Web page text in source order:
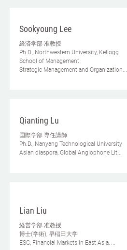
Sookyoung Lee
経済学部 准教授
Ph.D., Northwestern University, Kellogg
School of Management
Strategic Management and Organization...
Qianting Lu
国際学部 専任講師
Ph.D., Nanyang Technological University
Asian diaspora, Global Anglophone Lit...
Lian Liu
経営学部 准教授
博士(学術), 早稲田大学
ESG, Financial Markets in East Asia, ...